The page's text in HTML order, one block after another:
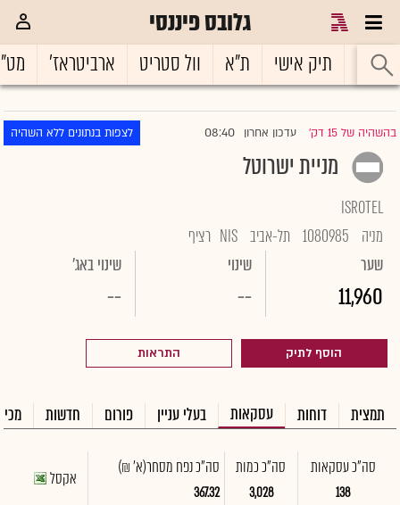
גלובס פיננסי
ראשי תיק אישי ת"א וול סטריט ארביטראז'
בהשהיה של 15 דק' |עדכון אחרון 08:40 לצפות בנתונים ללא השהיה
מניית ישרוטל
ISROTEL
מניה
1080985 תל-אביב NIS רציף
שער
11,960
שינוי
--
שינוי באג'
--
הוסף לתיק התראות
תמצית דוחות עסקאות בעלי עניין פורום חדשות
סה"כ עסקאות
138
סה"כ כמות
3,028
סה"כ נפח מסחר(א' ₪)
367.32
אקסל